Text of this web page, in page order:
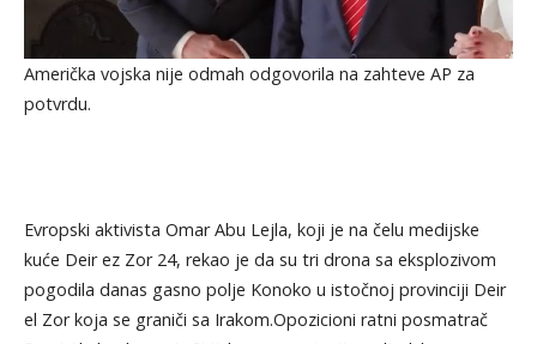
Američka vojska nije odmah odgovorila na zahteve AP za
potvrdu.
Evropski aktivista Omar Abu Lejla, koji je na čelu medijske
kuće Deir ez Zor 24, rekao je da su tri drona sa eksplozivom
pogodila danas gasno polje Konoko u istočnoj provinciji Deir
el Zor koja se graniči sa Irakom.Opozicioni ratni posmatrač